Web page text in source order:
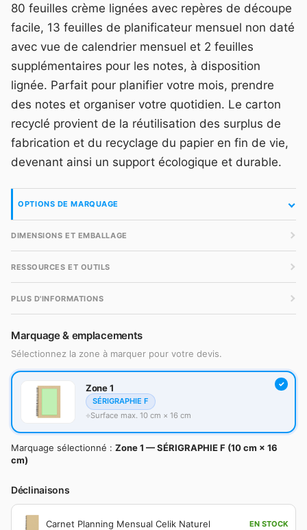
80 feuilles crème lignées avec repères de découpe
facile, 13 feuilles de planificateur mensuel non daté
avec vue de calendrier mensuel et 2 feuilles
supplémentaires pour les notes, à disposition
lignée. Parfait pour planifier votre mois, prendre
des notes et organiser votre quotidien. Le carton
recyclé provient de la réutilisation des surplus de
fabrication et du recyclage du papier en fin de vie,
devenant ainsi un support écologique et durable.
OPTIONS DE MARQUAGE
DIMENSIONS ET EMBALLAGE
RESSOURCES ET OUTILS
PLUS D'INFORMATIONS
Marquage & emplacements
Sélectionnez la zone à marquer pour votre devis.
Zone 1
SÉRIGRAPHIE F
Surface max. 10 cm × 16 cm
Marquage sélectionné : Zone 1 — SÉRIGRAPHIE F (10 cm × 16
cm)
Déclinaisons
Carnet Planning Mensual Celik Naturel EN STOCK